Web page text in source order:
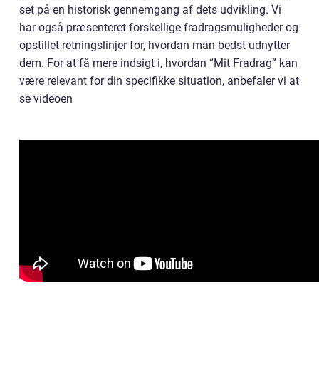
set på en historisk gennemgang af dets udvikling. Vi
har også præsenteret forskellige fradragsmuligheder og
opstillet retningslinjer for, hvordan man bedst udnytter
dem. For at få mere indsigt i, hvordan “Mit Fradrag” kan
være relevant for din specifikke situation, anbefaler vi at
se videoen